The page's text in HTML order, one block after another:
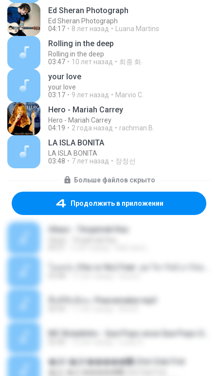
Ed Sheran Photograph
Ed Sheran Photograph
04:17
8 лет назад Luana Martins
Rolling in the deep
Rolling in the deep
03:47
10 лет назад 희종 화.
your love
your love
03:17
9 лет назад Marvio C.
Hero - Mariah Carrey
Hero - Mariah Carrey
04:19
2 года назад rachman B.
LA ISLA BONITA
LA ISLA BONITA
03:48
7 лет назад 장정선
Больше файлов скрыто
Продолжить в приложении
Ukays - Tergamak Kau
พื้นที่ซับซ้อน -Peacemaker.mp3
�Ԫ �Ԫ�����԰ (Ost.Club Frid